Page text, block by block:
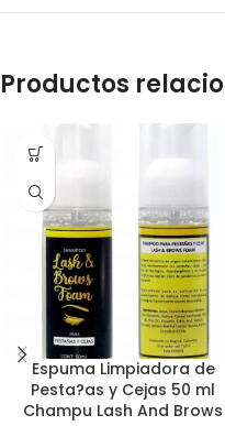
Productos
Espuma Limpiadora de
Pesta?as y Cejas 50 ml
Champu Lash And Brows